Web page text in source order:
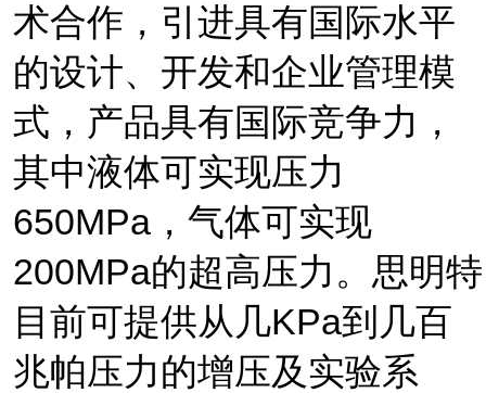
术合作，引进具有国际水平
的设计、开发和企业管理模
式，产品具有国际竞争力，
其中液体可实现压力
650MPa ，气体可实现
200MPa的超高压力。思明特
目前可提供从几KPa到几百
兆帕压力的增压及实验系